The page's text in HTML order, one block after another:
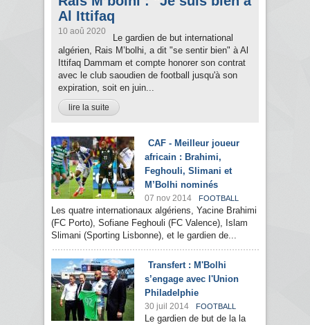
Al Ittifaq
10 aoû 2020
Le gardien de but international
algérien, Rais M’bolhi, a dit "se sentir bien" à Al
Ittifaq Dammam et compte honorer son contrat
avec le club saoudien de football jusqu'à son
expiration, soit en juin...
lire la suite
CAF - Meilleur joueur
africain : Brahimi,
Feghouli, Slimani et
M’Bolhi nominés
07 nov 2014 FOOTBALL
Les quatre internationaux algériens, Yacine Brahimi
(FC Porto), Sofiane Feghouli (FC Valence), Islam
Slimani (Sporting Lisbonne), et le gardien de...
Transfert : M'Bolhi
s’engage avec l'Union
Philadelphie
30 juil 2014 FOOTBALL
Le gardien de but de la la